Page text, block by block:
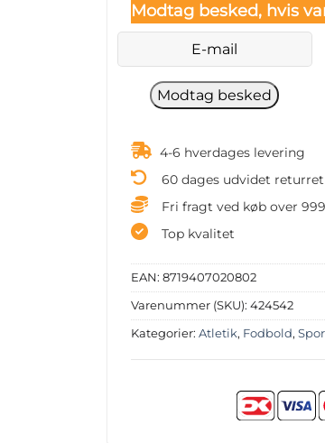
Modtag besked, hvis
4-6 hverdages levering
60 dages udvidet returret
Fri fragt ved køb over
Top kvalitet
EAN: 8719407020802
Varenummer (SKU): 424542
Kategorier: Atletik, Fodbold,